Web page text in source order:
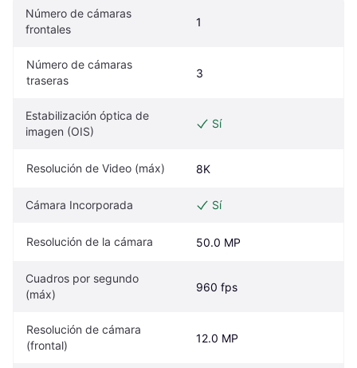
Número de cámaras
frontales
1
Número de cámaras
traseras
3
Estabilización óptica de
imagen (OIS)
Sí
Resolución de Video (máx) 8K
Cámara Incorporada Sí
Resolución de la cámara 50.0 MP
Cuadros por segundo
(máx)
960 fps
Resolución de cámara
(frontal)
12.0 MP